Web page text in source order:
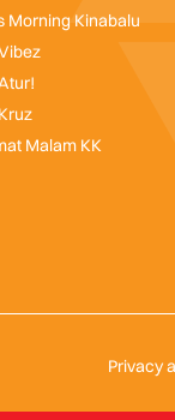
Morning Kinabalu
Malam KK
Privacy